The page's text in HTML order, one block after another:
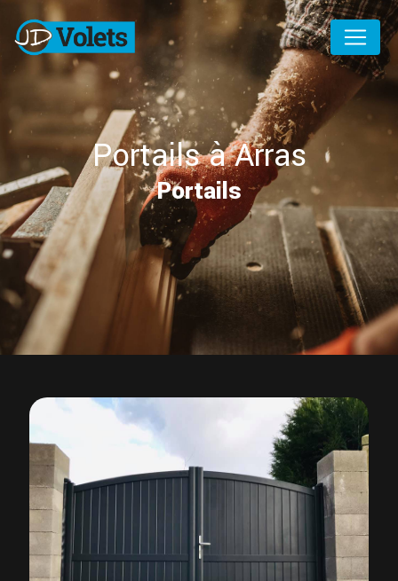
Portails à Arras
Portails
Panneau de gestion des cookies